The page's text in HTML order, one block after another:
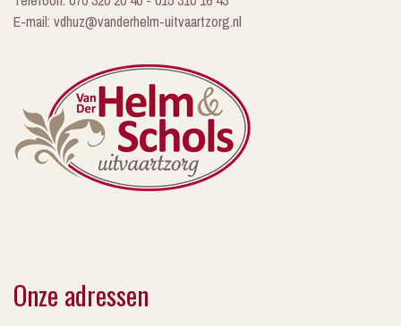
E-mail: vdhuz@vanderhelm-uitvaartzorg.nl
Onze adressen